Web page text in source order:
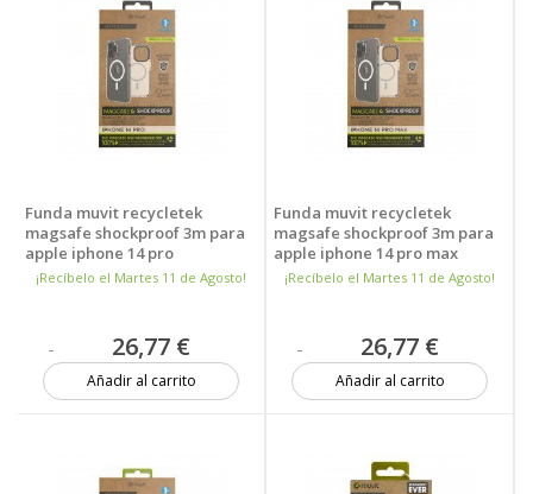
Funda muvit recycletek
magsafe shockproof 3m para
apple iphone 14 pro
transparente - negra
¡Recíbelo el Martes 11 de Agosto!
26,77 €
Añadir al carrito
Funda muvit recycletek
magsafe shockproof 3m para
apple iphone 14 pro max
transparente - negra
¡Recíbelo el Martes 11 de Agosto!
26,77 €
Añadir al carrito